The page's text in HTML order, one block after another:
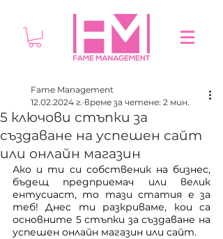
5 ключови стъпки за
създаване на успешен сайт
или онлайн магазин
Fame Management
12.02.2024 г. време за четене: 2 мин.
Ако и ти си собственик на бизнес,
бъдещ предприемач или велик
ентусиаст, то тази статия е за
теб! Днес ти разкриваме, кои са
основните 5 стъпки за създаване на
успешен онлайн магазин или сайт.